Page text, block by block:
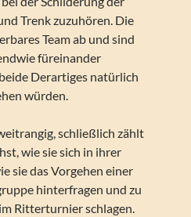
Trenk zuzuhören. Die
Team ab und sind
füreinander
Derartiges natürlich
würden.
schließlich zählt
wie sie sich in ihrer
sie das Vorgehen einer
hinterfragen und zu
Ritterturnier schlagen.